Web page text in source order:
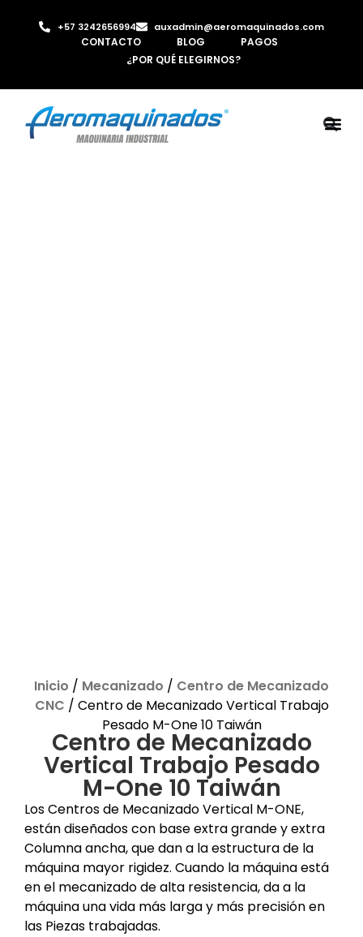
+57 3242656994 auxadmin@aeromaquinados.com
CONTACTO BLOG
PAGOS
¿POR QUÉ ELEGIRNOS?
Inicio / Mecanizado / Centro de Mecanizado
CNC / Centro de Mecanizado Vertical Trabajo
Pesado M-One 10 Taiwán
Centro de Mecanizado
Vertical Trabajo Pesado
M-One 10 Taiwán
Los Centros de Mecanizado Vertical M-ONE,
están diseñados con base extra grande y extra
Columna ancha, que dan a la estructura de la
máquina mayor rigidez. Cuando la máquina está
en el mecanizado de alta resistencia, da a la
máquina una vida más larga y más precisión en
las Piezas trabajadas.